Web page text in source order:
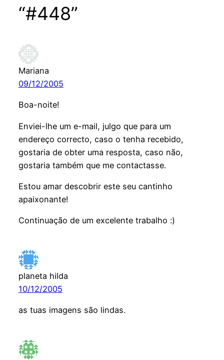
“#448”
Mariana
09/12/2005
Boa-noite!
Enviei-lhe um e-mail, julgo que para um
endereço correcto, caso o tenha recebido,
gostaria de obter uma resposta, caso não,
gostaria também que me contactasse.
Estou amar descobrir este seu cantinho
apaixonante!
Continuação de um excelente trabalho :)
planeta hilda
10/12/2005
as tuas imagens são lindas.